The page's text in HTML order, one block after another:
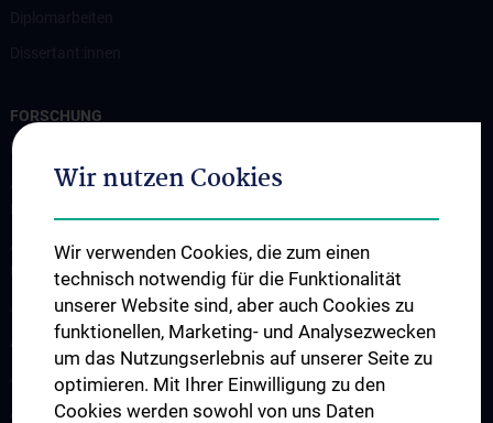
FORSCHUNG
Professur für Experimentelle Hirnstimulation / TPS
Arbeitsgruppe für Amyotrophe Lateralsklerose und andere
Arbeitsgruppe für Gedächtnisstörungen und
Demenzerkrankungen
Arbeitsgruppe Epilepsie
Arbeitsgruppe für Idiopathische intrakranielle Hypertension (IIH)
Arbeitsgruppe für Neurogenetik
Arbeitsgruppe für Neuroimmunologie
Wir nutzen Cookies
Wir verwenden Cookies, die zum einen
technisch notwendig für die Funktionalität
unserer Website sind, aber auch Cookies zu
funktionellen, Marketing- und Analysezwecken
um das Nutzungserlebnis auf unserer Seite zu
optimieren. Mit Ihrer Einwilligung zu den
Cookies werden sowohl von uns Daten